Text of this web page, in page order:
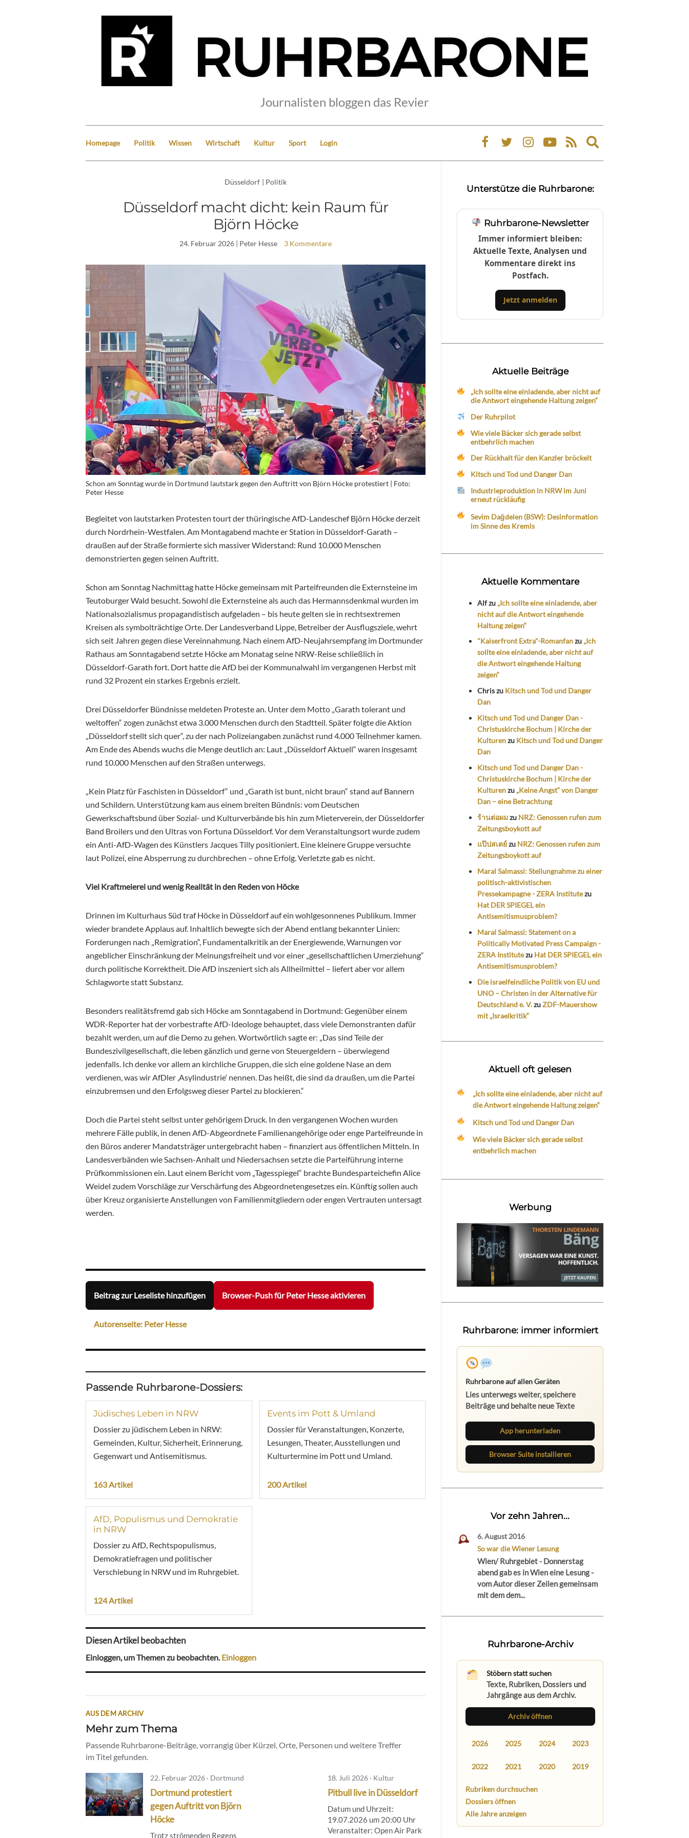
Journalisten bloggen das Revier
Homepage Politik Wissen Wirtschaft Kultur Sport Login
Expand
search
Düsseldorf | Politik
Düsseldorf macht dicht: kein Raum für
Björn Höcke
24. Februar 2026 | Peter Hesse 3 Kommentare
Schon am Sonntag wurde in Dortmund lautstark gegen den Auftritt von Björn Höcke protestiert | Foto:
Peter Hesse
Begleitet von lautstarken Protesten tourt der thüringische AfD-Landeschef Björn Höcke derzeit
durch Nordrhein-Westfalen. Am Montagabend machte er Station in Düsseldorf-Garath –
draußen auf der Straße formierte sich massiver Widerstand: Rund 10.000 Menschen
demonstrierten gegen seinen Auftritt.
Schon am Sonntag Nachmittag hatte Höcke gemeinsam mit Parteifreunden die Externsteine im
Teutoburger Wald besucht. Sowohl die Externsteine als auch das Hermannsdenkmal wurden im
Nationalsozialismus propagandistisch aufgeladen – bis heute gelten sie in rechtsextremen
Kreisen als symbolträchtige Orte. Der Landesverband Lippe, Betreiber der Ausflugsziele, wehrt
sich seit Jahren gegen diese Vereinnahmung. Nach einem AfD-Neujahrsempfang im Dortmunder
Rathaus am Sonntagabend setzte Höcke am Monatag seine NRW-Reise schließlich in
Düsseldorf-Garath fort. Dort hatte die AfD bei der Kommunalwahl im vergangenen Herbst mit
rund 32 Prozent ein starkes Ergebnis erzielt.
Drei Düsseldorfer Bündnisse meldeten Proteste an. Unter dem Motto „Garath tolerant und
weltoffen“ zogen zunächst etwa 3.000 Menschen durch den Stadtteil. Später folgte die Aktion
„Düsseldorf stellt sich quer“, zu der nach Polizeiangaben zunächst rund 4.000 Teilnehmer kamen.
Am Ende des Abends wuchs die Menge deutlich an: Laut „Düsseldorf Aktuell“ waren insgesamt
rund 10.000 Menschen auf den Straßen unterwegs.
„Kein Platz für Faschisten in Düsseldorf“ und „Garath ist bunt, nicht braun“ stand auf Bannern
und Schildern. Unterstützung kam aus einem breiten Bündnis: vom Deutschen
Gewerkschaftsbund über Sozial- und Kulturverbände bis hin zum Mieterverein, der Düsseldorfer
Band Broilers und den Ultras von Fortuna Düsseldorf. Vor dem Veranstaltungsort wurde zudem
ein Anti-AfD-Wagen des Künstlers Jacques Tilly positioniert. Eine kleinere Gruppe versuchte
laut Polizei, eine Absperrung zu durchbrechen – ohne Erfolg. Verletzte gab es nicht.
Viel Kraftmeierei und wenig Realität in den Reden von Höcke
Drinnen im Kulturhaus Süd traf Höcke in Düsseldorf auf ein wohlgesonnenes Publikum. Immer
wieder brandete Applaus auf. Inhaltlich bewegte sich der Abend entlang bekannter Linien:
Forderungen nach „Remigration“, Fundamentalkritik an der Energiewende, Warnungen vor
angeblicher Einschränkung der Meinungsfreiheit und vor einer „gesellschaftlichen Umerziehung“
durch politische Korrektheit. Die AfD inszeniert sich als Allheilmittel – liefert aber vor allem
Schlagworte statt Substanz.
Besonders realitätsfremd gab sich Höcke am Sonntagabend in Dortmund: Gegenüber einem
WDR-Reporter hat der vorbestrafte AfD-Ideologe behauptet, dass viele Demonstranten dafür
bezahlt werden, um auf die Demo zu gehen. Wortwörtlich sagte er: „Das sind Teile der
Bundeszivilgesellschaft, die leben gänzlich und gerne von Steuergeldern – überwiegend
jedenfalls. Ich denke vor allem an kirchliche Gruppen, die sich eine goldene Nase an dem
verdienen, was wir AfDler ‚Asylindustrie‘ nennen. Das heißt, die sind da draußen, um die Partei
einzubremsen und den Erfolgsweg dieser Partei zu blockieren.“
Doch die Partei steht selbst unter gehörigem Druck. In den vergangenen Wochen wurden
mehrere Fälle publik, in denen AfD-Abgeordnete Familienangehörige oder enge Parteifreunde in
den Büros anderer Mandatsträger untergebracht haben – finanziert aus öffentlichen Mitteln. In
Landesverbänden wie Sachsen-Anhalt und Niedersachsen setzte die Parteiführung interne
Prüfkommissionen ein. Laut einem Bericht vom „Tagesspiegel“ brachte Bundesparteichefin Alice
Weidel zudem Vorschläge zur Verschärfung des Abgeordnetengesetzes ein. Künftig sollen auch
über Kreuz organisierte Anstellungen von Familienmitgliedern oder engen Vertrauten untersagt
werden.
Beitrag zur Leseliste hinzufügen Browser-Push für Peter Hesse aktivieren
Autorenseite: Peter Hesse
Passende Ruhrbarone-Dossiers:
Jüdisches Leben in NRW
Dossier zu jüdischem Leben in NRW:
Gemeinden, Kultur, Sicherheit, Erinnerung,
Gegenwart und Antisemitismus.
163 Artikel
Events im Pott & Umland
Dossier für Veranstaltungen, Konzerte,
Lesungen, Theater, Ausstellungen und
Kulturtermine im Pott und Umland.
200 Artikel
AfD, Populismus und Demokratie
in NRW
Dossier zu AfD, Rechtspopulismus,
Demokratiefragen und politischer
Verschiebung in NRW und im Ruhrgebiet.
124 Artikel
Diesen Artikel beobachten
Einloggen, um Themen zu beobachten.Einloggen
AUS DEM ARCHIV
Mehr zum Thema
Passende Ruhrbarone-Beiträge, vorrangig über Kürzel, Orte, Personen und weitere Treffer
im Titel gefunden.
22. Februar 2026 · Dortmund
Dortmund protestiert
gegen Auftritt von Björn
Höcke
Trotz strömenden Regens
18. Juli 2026 · Kultur
Pitbull live in Düsseldorf
Datum und Uhrzeit:
19.07.2026 um 20:00 Uhr
Veranstalter: Open Air Park
Unterstütze die Ruhrbarone:
Ruhrbarone-Newsletter
Immer informiert bleiben:
Aktuelle Texte, Analysen und
Kommentare direkt ins
Postfach.
Jetzt anmelden
Aktuelle Beiträge
„Ich sollte eine einladende, aber nicht auf
die Antwort eingehende Haltung zeigen“
Der Ruhrpilot
Wie viele Bäcker sich gerade selbst
entbehrlich machen
Der Rückhalt für den Kanzler bröckelt
Kitsch und Tod und Danger Dan
Industrieproduktion in NRW im Juni
erneut rückläufig
Sevim Dağdelen (BSW): Desinformation
im Sinne des Kremls
Aktuelle Kommentare
Alfzu „Ich sollte eine einladende, aber
nicht auf die Antwort eingehende
Haltung zeigen“
"Kaiserfront Extra"-Romanfanzu „Ich
sollte eine einladende, aber nicht auf
die Antwort eingehende Haltung
zeigen“
Chriszu Kitsch und Tod und Danger
Dan
Kitsch und Tod und Danger Dan -
Christuskirche Bochum | Kirche der
Kulturenzu Kitsch und Tod und Danger
Dan
Kitsch und Tod und Danger Dan -
Christuskirche Bochum | Kirche der
Kulturenzu „Keine Angst“ von Danger
Dan – eine Betrachtung
ร้านต่อผมzu NRZ: Genossen rufen zum
Zeitungsboykott auf
แป๊ปสเตย์zu NRZ: Genossen rufen zum
Zeitungsboykott auf
Maral Salmassi: Stellungnahme zu einer
politisch-aktivistischen
Pressekampagne - ZERA Institutezu
Hat DER SPIEGEL ein
Antisemitismusproblem?
Maral Salmassi: Statement on a
Politically Motivated Press Campaign -
ZERA Institutezu Hat DER SPIEGEL ein
Antisemitismusproblem?
Die israelfeindliche Politik von EU und
UNO – Christen in der Alternative für
Deutschland e. V.zuZDF-Mauershow
mit „Israelkritik“
Aktuell oft gelesen
„Ich sollte eine einladende, aber nicht auf
die Antwort eingehende Haltung zeigen“
Kitsch und Tod und Danger Dan
Wie viele Bäcker sich gerade selbst
entbehrlich machen
Werbung
Ruhrbarone: immer informiert
Ruhrbarone auf allen Geräten
Lies unterwegs weiter, speichere
Beiträge und behalte neue Texte
App herunterladen
Browser Suite installieren
Vor zehn Jahren...
6. August 2016
So war die Wiener Lesung
Wien/ Ruhrgebiet - Donnerstag
abend gab es in Wien eine Lesung -
vom Autor dieser Zeilen gemeinsam
mit dem dem...
Ruhrbarone-Archiv
Stöbern statt suchen
Texte, Rubriken, Dossiers und
Jahrgänge aus dem Archiv.
Archiv öffnen
2026 2025 2024 2023
2022 2021 2020 2019
Rubriken durchsuchen
Dossiers öffnen
Alle Jahre anzeigen